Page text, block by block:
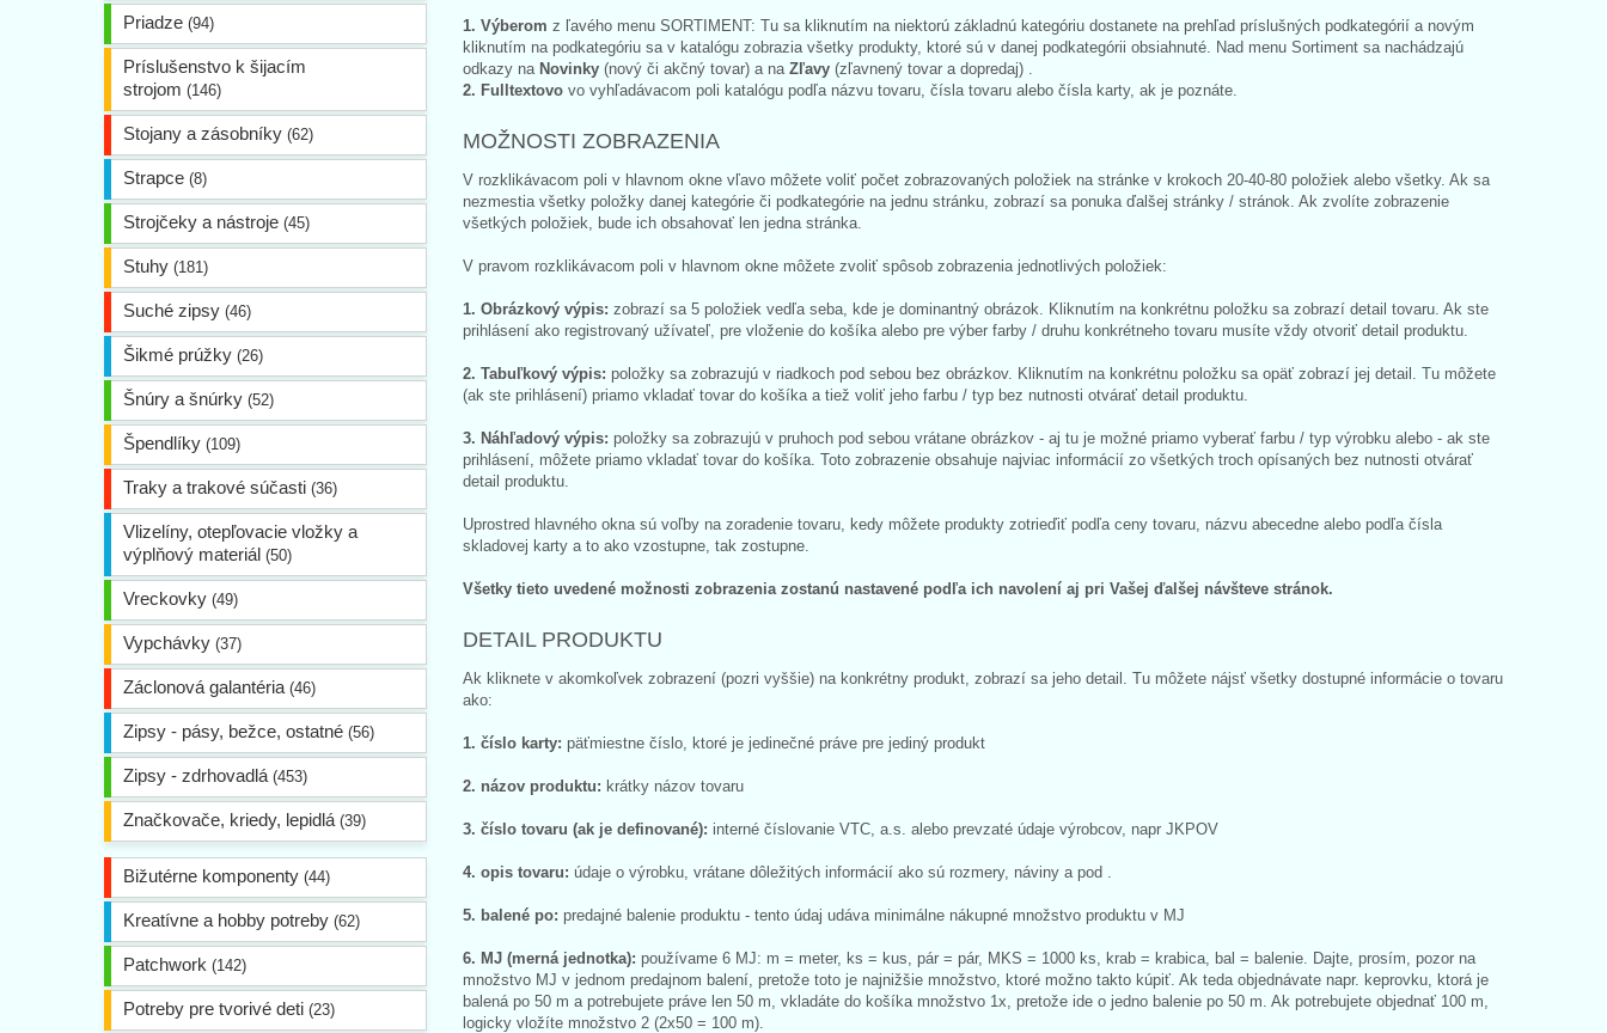
Priadze (94)
Príslušenstvo k šijacím
strojom (146)
Stojany a zásobníky (62)
Strapce (8)
Strojčeky a nástroje (45)
Stuhy (181)
Suché zipsy (46)
Šikmé prúžky (26)
Šnúry a šnúrky (52)
Špendlíky (109)
Traky a trakové súčasti (36)
Vlizelíny, otepľovacie vložky a
výplňový materiál (50)
Vreckovky (49)
Vypchávky (37)
Záclonová galantéria (46)
Zipsy - pásy, bežce, ostatné (56)
Zipsy - zdrhovadlá (453)
Značkovače, kriedy, lepidlá (39)
Bižutérne komponenty (44)
Kreatívne a hobby potreby (62)
Patchwork (142)
Potreby pre tvorivé deti (23)
1. Výberom z ľavého menu SORTIMENT: Tu sa kliknutím na niektorú základnú kategóriu dostanete na prehľad príslušných podkategórií a novým
kliknutím na podkategóriu sa v katalógu zobrazia všetky produkty, ktoré sú v danej podkategórii obsiahnuté. Nad menu Sortiment sa nachádzajú
odkazy na Novinky (nový či akčný tovar) a na Zľavy (zľavnený tovar a dopredaj) .
2. Fulltextovo vo vyhľadávacom poli katalógu podľa názvu tovaru, čísla tovaru alebo čísla karty, ak je poznáte.
MOŽNOSTI ZOBRAZENIA
V rozklikávacom poli v hlavnom okne vľavo môžete voliť počet zobrazovaných položiek na stránke v krokoch 20-40-80 položiek alebo všetky. Ak sa
nezmestia všetky položky danej kategórie či podkategórie na jednu stránku, zobrazí sa ponuka ďalšej stránky / stránok. Ak zvolíte zobrazenie
všetkých položiek, bude ich obsahovať len jedna stránka.
V pravom rozklikávacom poli v hlavnom okne môžete zvoliť spôsob zobrazenia jednotlivých položiek:
1. Obrázkový výpis: zobrazí sa 5 položiek vedľa seba, kde je dominantný obrázok. Kliknutím na konkrétnu položku sa zobrazí detail tovaru. Ak ste
prihlásení ako registrovaný užívateľ, pre vloženie do košíka alebo pre výber farby / druhu konkrétneho tovaru musíte vždy otvoriť detail produktu.
2. Tabuľkový výpis: položky sa zobrazujú v riadkoch pod sebou bez obrázkov. Kliknutím na konkrétnu položku sa opäť zobrazí jej detail. Tu môžete
(ak ste prihlásení) priamo vkladať tovar do košíka a tiež voliť jeho farbu / typ bez nutnosti otvárať detail produktu.
3. Náhľadový výpis: položky sa zobrazujú v pruhoch pod sebou vrátane obrázkov - aj tu je možné priamo vyberať farbu / typ výrobku alebo - ak ste
prihlásení, môžete priamo vkladať tovar do košíka. Toto zobrazenie obsahuje najviac informácií zo všetkých troch opísaných bez nutnosti otvárať
detail produktu.
Uprostred hlavného okna sú voľby na zoradenie tovaru, kedy môžete produkty zotrieďiť podľa ceny tovaru, názvu abecedne alebo podľa čísla
skladovej karty a to ako vzostupne, tak zostupne.
Všetky tieto uvedené možnosti zobrazenia zostanú nastavené podľa ich navolení aj pri Vašej ďalšej návšteve stránok.
DETAIL PRODUKTU
Ak kliknete v akomkoľvek zobrazení (pozri vyššie) na konkrétny produkt, zobrazí sa jeho detail. Tu môžete nájsť všetky dostupné informácie o tovaru
ako:
1. číslo karty: päťmiestne číslo, ktoré je jedinečné práve pre jediný produkt
2. názov produktu: krátky názov tovaru
3. číslo tovaru (ak je definované): interné číslovanie VTC, a.s. alebo prevzaté údaje výrobcov, napr JKPOV
4. opis tovaru: údaje o výrobku, vrátane dôležitých informácií ako sú rozmery, náviny a pod .
5. balené po: predajné balenie produktu - tento údaj udáva minimálne nákupné množstvo produktu v MJ
6. MJ (merná jednotka): používame 6 MJ: m = meter, ks = kus, pár = pár, MKS = 1000 ks, krab = krabica, bal = balenie. Dajte, prosím, pozor na
množstvo MJ v jednom predajnom balení, pretože toto je najnižšie množstvo, ktoré možno takto kúpiť. Ak teda objednávate napr. keprovku, ktorá je
balená po 50 m a potrebujete práve len 50 m, vkladáte do košíka množstvo 1x, pretože ide o jedno balenie po 50 m. Ak potrebujete objednať 100 m,
logicky vložíte množstvo 2 (2x50 = 100 m).